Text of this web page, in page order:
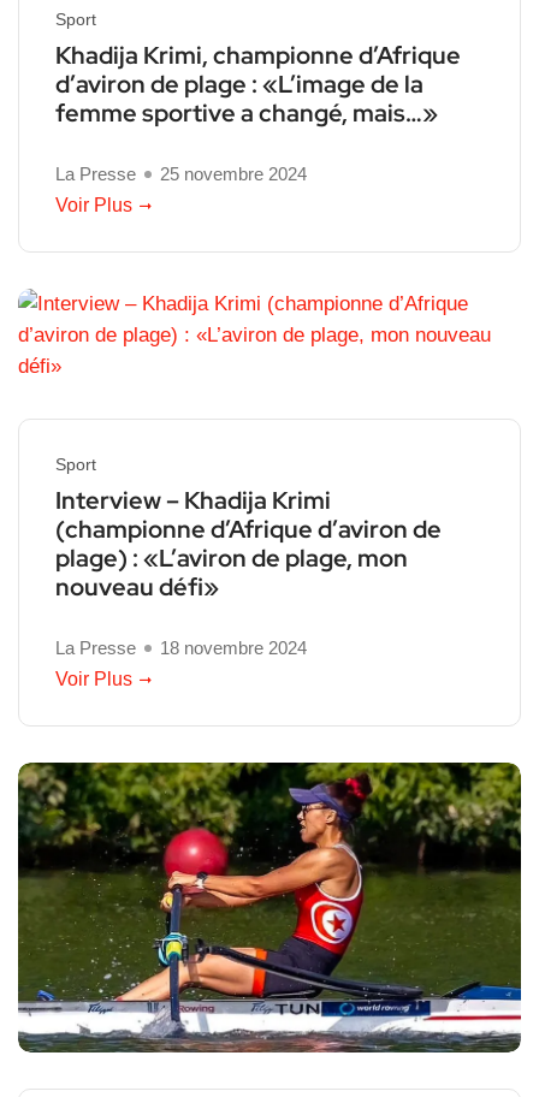
Sport
Khadija Krimi, championne d’Afrique
d’aviron de plage : «L’image de la
femme sportive a changé, mais…»
La Presse
25 novembre 2024
Voir Plus
Sport
Interview – Khadija Krimi
(championne d’Afrique d’aviron de
plage) : «L’aviron de plage, mon
nouveau défi»
La Presse
18 novembre 2024
Voir Plus